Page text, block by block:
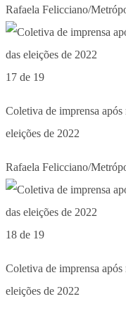
Rafaela Felicciano/
17 de 19
Coletiva de imprensa
eleições de 2022
Rafaela Felicciano/
18 de 19
Coletiva de imprensa
eleições de 2022